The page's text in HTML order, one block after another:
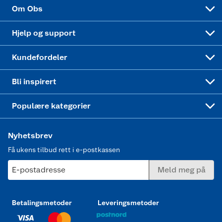
Om Obs
Hjelp og support
Kundefordeler
Bli inspirert
Populære kategorier
Nyhetsbrev
Få ukens tilbud rett i e-postkassen
E-postadresse Meld meg på
Betalingsmetoder Leveringsmetoder